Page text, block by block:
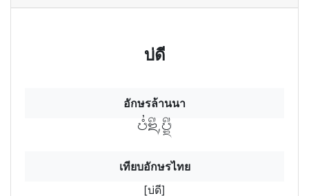
บ่ดี
อักษรล้านนา
บดี,บีดฯ
เทียบอักษรไทย
[บ่ดี]